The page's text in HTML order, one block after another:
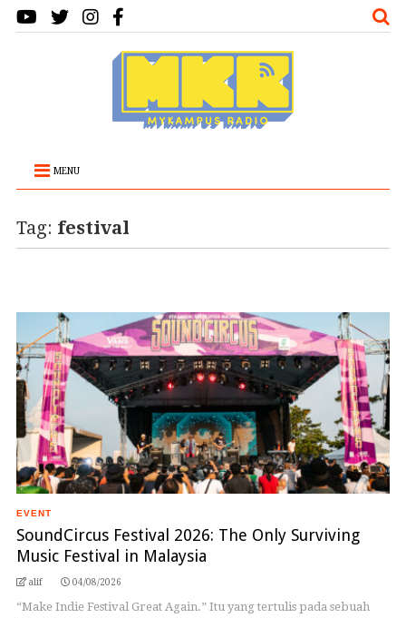
MENU
Tag: festival
EVENT
SoundCircus Festival 2026: The Only Surviving
Music Festival in Malaysia
alif 04/08/2026
“Make Indie Festival Great Again.” Itu yang tertulis pada sebuah